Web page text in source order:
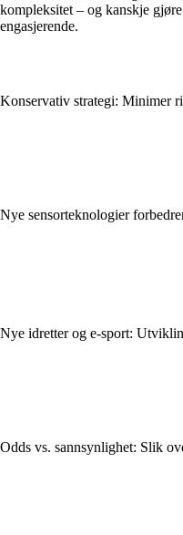
kompleksitet – og kanskje
engasjerende.
Konservativ strategi: Minimer
Nye sensorteknologier
Nye idretter og e-sport:
Odds vs. sannsynlighet: Slik